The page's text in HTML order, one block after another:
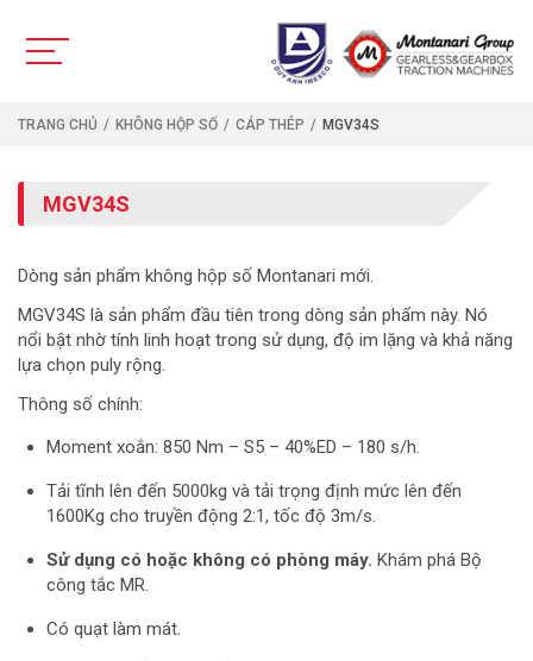
TRANG CHỦ KHÔNG HỘP SỐ CÁP THÉP MGV34S
MGV34S
Dòng sản phẩm không hộp số Montanari mới.
MGV34S là sản phẩm đầu tiên trong dòng sản phẩm này. Nó
nổi bật nhờ tính linh hoạt trong sử dụng, độ im lặng và khả năng
lựa chọn puly rộng.
Thông số chính:
Moment xoắn: 850 Nm – S5 – 40%ED – 180 s/h.
Tải tĩnh lên đến 5000kg và tải trọng định mức lên đến
1600Kg cho truyền động 2:1, tốc độ 3m/s.
Sử dụng có hoặc không có phòng máy. Khám phá Bộ
công tắc MR.
Có quạt làm mát.